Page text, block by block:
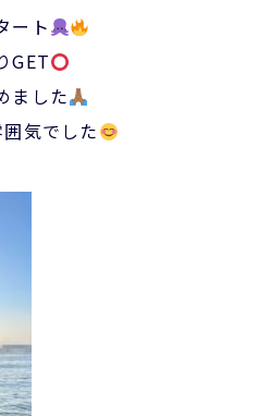
ート
GET
ました
気でした